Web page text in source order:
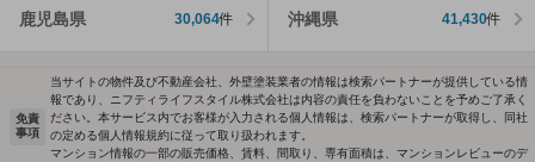
鹿児島県 30,064件 沖縄県 41,430件
免責
事項
当サイトの物件及び不動産会社、外壁塗装業者の情報は検索パートナーが提供している情
報であり、ニフティライフスタイル株式会社は内容の責任を負わないことを予めご了承く
ださい。本サービス内でお客様が入力される個人情報は、検索パートナーが取得し、同社
の定める個人情報規約に従って取り扱われます。
マンション情報の一部の販売価格、賃料、間取り、専有面積は、マンションレビューのデ